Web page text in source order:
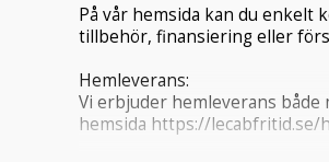
På vår hemsida kan du enkelt
tillbehör, finansiering eller
Hemleverans:
Vi erbjuder hemleverans
hemsida https://lecabfritid.se/